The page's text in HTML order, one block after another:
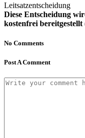
Leitsatzentscheidung
Diese Entscheidung
kostenfrei bereitgestellt
No Comments
Post A Comment